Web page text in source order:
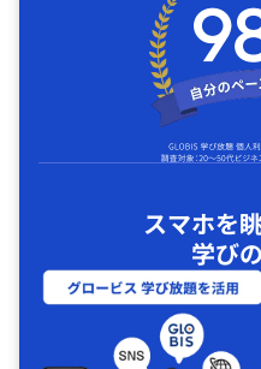
スマホを
学び